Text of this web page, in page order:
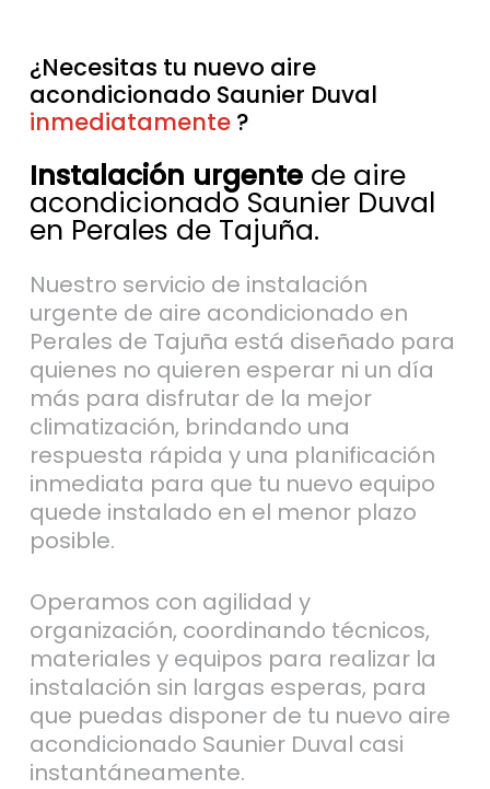
¿Necesitas tu nuevo aire
acondicionado Saunier Duval
inmediatamente
sin esperas?
Instalación urgentede aire
acondicionado Saunier Duval
en Perales de Tajuña.
Nuestro servicio de instalación
urgente de aire acondicionado en
Perales de Tajuña está diseñado para
quienes no quieren esperar ni un día
más para disfrutar de la mejor
climatización, brindando una
respuesta rápida y una planificación
inmediata para que tu nuevo equipo
quede instalado en el menor plazo
posible.
Operamos con agilidad y
organización, coordinando técnicos,
materiales y equipos para realizar la
instalación sin largas esperas, para
que puedas disponer de tu nuevo aire
acondicionado Saunier Duval casi
instantáneamente.